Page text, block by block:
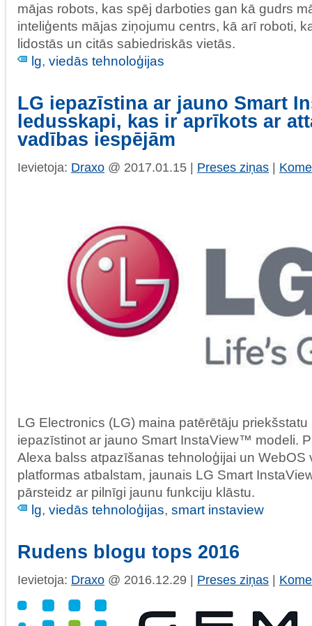
mājas robots, kas spēj darboties gan kā gudrs
inteliģents mājas ziņojumu centrs, kā arī roboti,
lidostās un citās sabiedriskās vietās.
lg, viedās tehnoloģijas
LG iepazīstina ar jauno Smart
ledusskapi, kas ir aprīkots ar
vadības iespējām
Ievietoja: Draxo @ 2017.01.15 | Preses ziņas
LG Electronics (LG) maina patērētāju
iepazīstinot ar jauno Smart InstaView™ modeli.
Alexa balss atpazīšanas tehnoloģijai un WebOS
platformas atbalstam, jaunais LG Smart
pārsteidz ar pilnīgi jaunu funkciju klāstu.
lg, viedās tehnoloģijas, smart instaview
Rudens blogu tops 2016
Ievietoja: Draxo @ 2016.12.29 | Preses ziņas